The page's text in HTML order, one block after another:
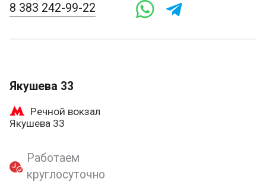
8 383 242-99-22
Якушева 33
Речной вокзал
Якушева 33
Работаем
круглосуточно